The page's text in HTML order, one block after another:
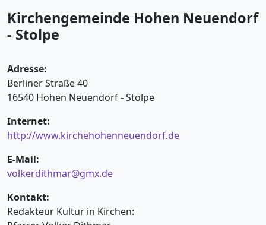
Kirchengemeinde Hohen Neuendorf
- Stolpe
Adresse:
Berliner Straße 40
16540 Hohen Neuendorf - Stolpe
Internet:
http://www.kirchehohenneuendorf.de
E-Mail:
volkerdithmar@gmx.de
Kontakt:
Redakteur Kultur in Kirchen: